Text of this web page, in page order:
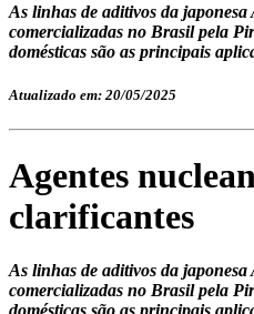
As linhas de aditivos da japonesa
comercializadas no Brasil pela
domésticas são as principais
Atualizado em: 20/05/2025
Agentes
clarificantes
As linhas de aditivos da japonesa
comercializadas no Brasil pela
domésticas são as principais